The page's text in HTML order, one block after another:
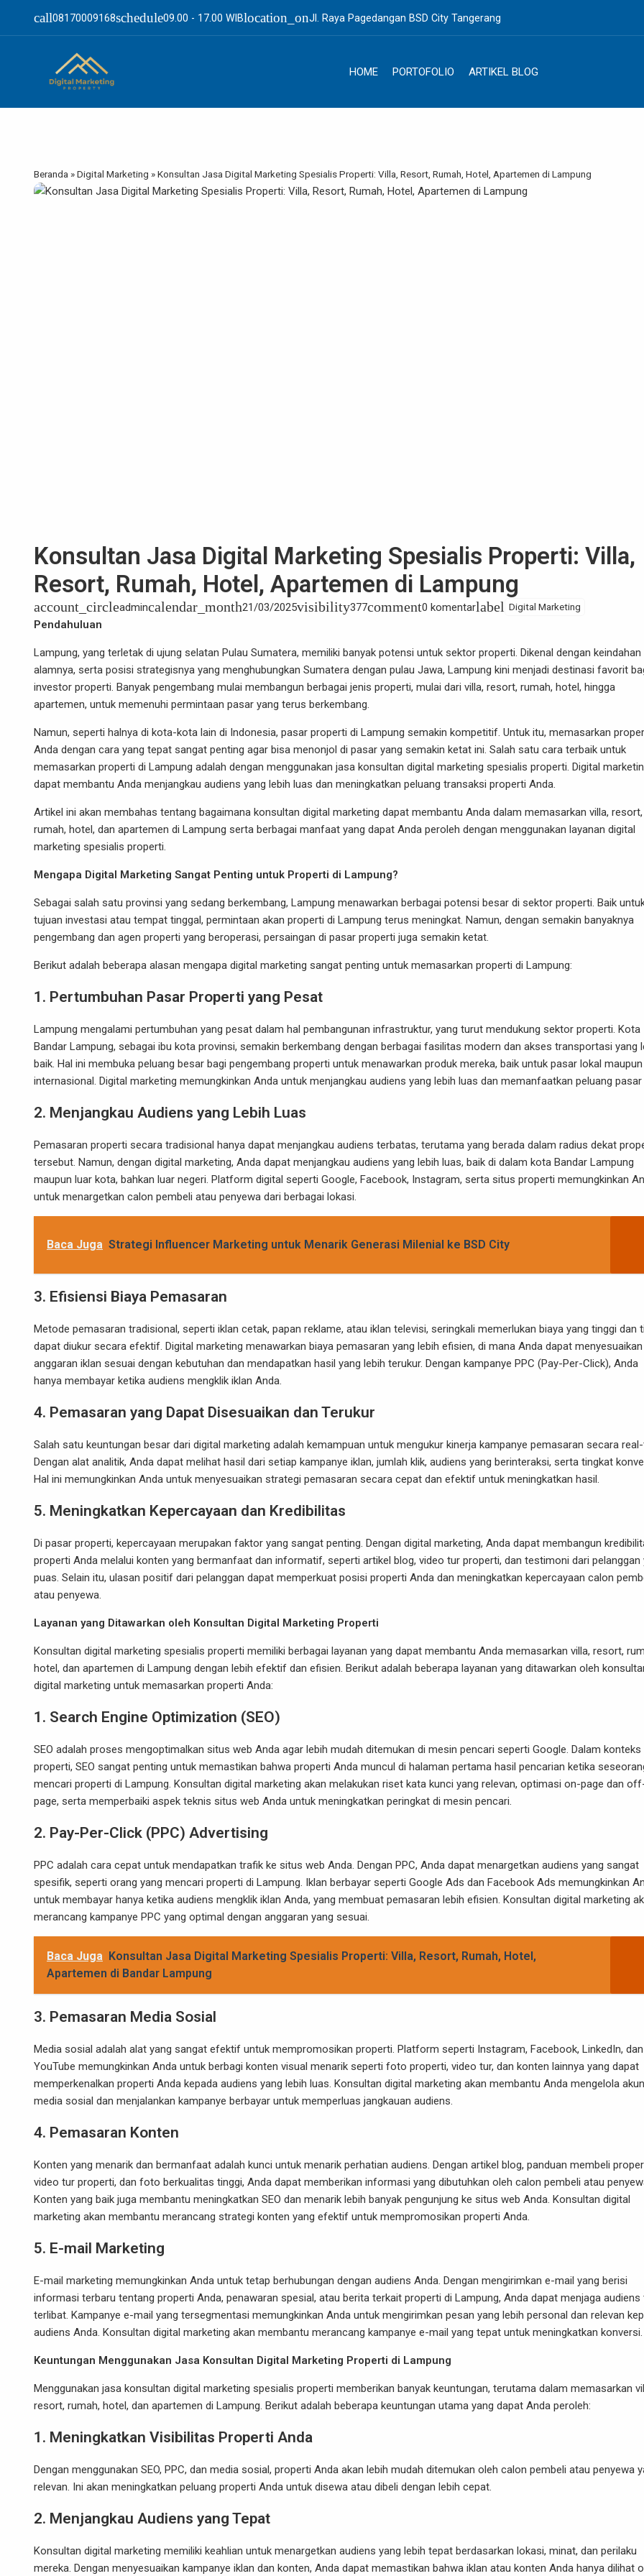
call08170009168schedule09.00 - 17.00 WIBlocation_onJl. Raya Pagedangan BSD City Tangerang
HOME PORTOFOLIO ARTIKEL BLOG
Beranda »Digital Marketing »Konsultan Jasa Digital Marketing Spesialis Properti: Villa, Resort, Rumah, Hotel, Apartemen di Lampung
Konsultan Jasa Digital Marketing Spesialis Properti: Villa,
Resort, Rumah, Hotel, Apartemen di Lampung
account_circleadmincalendar_month21/03/2025visibility377comment0 komentarlabel Digital Marketing
Pendahuluan
Lampung, yang terletak di ujung selatan Pulau Sumatera, memiliki banyak potensi untuk sektor properti. Dikenal dengan keindahan
alamnya, serta posisi strategisnya yang menghubungkan Sumatera dengan pulau Jawa, Lampung kini menjadi destinasi favorit
investor properti. Banyak pengembang mulai membangun berbagai jenis properti, mulai dari villa, resort, rumah, hotel, hingga
apartemen, untuk memenuhi permintaan pasar yang terus berkembang.
Namun, seperti halnya di kota-kota lain di Indonesia, pasar properti di Lampung semakin kompetitif. Untuk itu, memasarkan
Anda dengan cara yang tepat sangat penting agar bisa menonjol di pasar yang semakin ketat ini. Salah satu cara terbaik untuk
memasarkan properti di Lampung adalah dengan menggunakan jasa konsultan digital marketing spesialis properti. Digital
dapat membantu Anda menjangkau audiens yang lebih luas dan meningkatkan peluang transaksi properti Anda.
Artikel ini akan membahas tentang bagaimana konsultan digital marketing dapat membantu Anda dalam memasarkan villa, resort,
rumah, hotel, dan apartemen di Lampung serta berbagai manfaat yang dapat Anda peroleh dengan menggunakan layanan digital
marketing spesialis properti.
Mengapa Digital Marketing Sangat Penting untuk Properti di Lampung?
Sebagai salah satu provinsi yang sedang berkembang, Lampung menawarkan berbagai potensi besar di sektor properti. Baik
tujuan investasi atau tempat tinggal, permintaan akan properti di Lampung terus meningkat. Namun, dengan semakin banyaknya
pengembang dan agen properti yang beroperasi, persaingan di pasar properti juga semakin ketat.
Berikut adalah beberapa alasan mengapa digital marketing sangat penting untuk memasarkan properti di Lampung:
1. Pertumbuhan Pasar Properti yang Pesat
Lampung mengalami pertumbuhan yang pesat dalam hal pembangunan infrastruktur, yang turut mendukung sektor properti. Kota
Bandar Lampung, sebagai ibu kota provinsi, semakin berkembang dengan berbagai fasilitas modern dan akses transportasi yang
baik. Hal ini membuka peluang besar bagi pengembang properti untuk menawarkan produk mereka, baik untuk pasar lokal maupun
internasional. Digital marketing memungkinkan Anda untuk menjangkau audiens yang lebih luas dan memanfaatkan peluang pasar
2. Menjangkau Audiens yang Lebih Luas
Pemasaran properti secara tradisional hanya dapat menjangkau audiens terbatas, terutama yang berada dalam radius dekat
tersebut. Namun, dengan digital marketing, Anda dapat menjangkau audiens yang lebih luas, baik di dalam kota Bandar Lampung
maupun luar kota, bahkan luar negeri. Platform digital seperti Google, Facebook, Instagram, serta situs properti memungkinkan
untuk menargetkan calon pembeli atau penyewa dari berbagai lokasi.
Baca Juga Strategi Influencer Marketing untuk Menarik Generasi Milenial ke BSD City
3. Efisiensi Biaya Pemasaran
Metode pemasaran tradisional, seperti iklan cetak, papan reklame, atau iklan televisi, seringkali memerlukan biaya yang tinggi dan
dapat diukur secara efektif. Digital marketing menawarkan biaya pemasaran yang lebih efisien, di mana Anda dapat menyesuaikan
anggaran iklan sesuai dengan kebutuhan dan mendapatkan hasil yang lebih terukur. Dengan kampanye PPC (Pay-Per-Click), Anda
hanya membayar ketika audiens mengklik iklan Anda.
4. Pemasaran yang Dapat Disesuaikan dan Terukur
Salah satu keuntungan besar dari digital marketing adalah kemampuan untuk mengukur kinerja kampanye pemasaran secara
Dengan alat analitik, Anda dapat melihat hasil dari setiap kampanye iklan, jumlah klik, audiens yang berinteraksi, serta tingkat
Hal ini memungkinkan Anda untuk menyesuaikan strategi pemasaran secara cepat dan efektif untuk meningkatkan hasil.
5. Meningkatkan Kepercayaan dan Kredibilitas
Di pasar properti, kepercayaan merupakan faktor yang sangat penting. Dengan digital marketing, Anda dapat membangun
properti Anda melalui konten yang bermanfaat dan informatif, seperti artikel blog, video tur properti, dan testimoni dari pelanggan
puas. Selain itu, ulasan positif dari pelanggan dapat memperkuat posisi properti Anda dan meningkatkan kepercayaan calon
atau penyewa.
Layanan yang Ditawarkan oleh Konsultan Digital Marketing Properti
Konsultan digital marketing spesialis properti memiliki berbagai layanan yang dapat membantu Anda memasarkan villa, resort,
hotel, dan apartemen di Lampung dengan lebih efektif dan efisien. Berikut adalah beberapa layanan yang ditawarkan oleh
digital marketing untuk memasarkan properti Anda:
1. Search Engine Optimization (SEO)
SEO adalah proses mengoptimalkan situs web Anda agar lebih mudah ditemukan di mesin pencari seperti Google. Dalam konteks
properti, SEO sangat penting untuk memastikan bahwa properti Anda muncul di halaman pertama hasil pencarian ketika
mencari properti di Lampung. Konsultan digital marketing akan melakukan riset kata kunci yang relevan, optimasi on-page dan
page, serta memperbaiki aspek teknis situs web Anda untuk meningkatkan peringkat di mesin pencari.
2. Pay-Per-Click (PPC) Advertising
PPC adalah cara cepat untuk mendapatkan trafik ke situs web Anda. Dengan PPC, Anda dapat menargetkan audiens yang sangat
spesifik, seperti orang yang mencari properti di Lampung. Iklan berbayar seperti Google Ads dan Facebook Ads memungkinkan
untuk membayar hanya ketika audiens mengklik iklan Anda, yang membuat pemasaran lebih efisien. Konsultan digital marketing
merancang kampanye PPC yang optimal dengan anggaran yang sesuai.
Baca Juga Konsultan Jasa Digital Marketing Spesialis Properti: Villa, Resort, Rumah, Hotel,
Apartemen di Bandar Lampung
3. Pemasaran Media Sosial
Media sosial adalah alat yang sangat efektif untuk mempromosikan properti. Platform seperti Instagram, Facebook, LinkedIn, dan
YouTube memungkinkan Anda untuk berbagi konten visual menarik seperti foto properti, video tur, dan konten lainnya yang dapat
memperkenalkan properti Anda kepada audiens yang lebih luas. Konsultan digital marketing akan membantu Anda mengelola akun
media sosial dan menjalankan kampanye berbayar untuk memperluas jangkauan audiens.
4. Pemasaran Konten
Konten yang menarik dan bermanfaat adalah kunci untuk menarik perhatian audiens. Dengan artikel blog, panduan membeli
video tur properti, dan foto berkualitas tinggi, Anda dapat memberikan informasi yang dibutuhkan oleh calon pembeli atau
Konten yang baik juga membantu meningkatkan SEO dan menarik lebih banyak pengunjung ke situs web Anda. Konsultan digital
marketing akan membantu merancang strategi konten yang efektif untuk mempromosikan properti Anda.
5. E-mail Marketing
E-mail marketing memungkinkan Anda untuk tetap berhubungan dengan audiens Anda. Dengan mengirimkan e-mail yang berisi
informasi terbaru tentang properti Anda, penawaran spesial, atau berita terkait properti di Lampung, Anda dapat menjaga audiens
terlibat. Kampanye e-mail yang tersegmentasi memungkinkan Anda untuk mengirimkan pesan yang lebih personal dan relevan
audiens Anda. Konsultan digital marketing akan membantu merancang kampanye e-mail yang tepat untuk meningkatkan konversi.
Keuntungan Menggunakan Jasa Konsultan Digital Marketing Properti di Lampung
Menggunakan jasa konsultan digital marketing spesialis properti memberikan banyak keuntungan, terutama dalam memasarkan
resort, rumah, hotel, dan apartemen di Lampung. Berikut adalah beberapa keuntungan utama yang dapat Anda peroleh:
1. Meningkatkan Visibilitas Properti Anda
Dengan menggunakan SEO, PPC, dan media sosial, properti Anda akan lebih mudah ditemukan oleh calon pembeli atau penyewa
relevan. Ini akan meningkatkan peluang properti Anda untuk disewa atau dibeli dengan lebih cepat.
2. Menjangkau Audiens yang Tepat
Konsultan digital marketing memiliki keahlian untuk menargetkan audiens yang lebih tepat berdasarkan lokasi, minat, dan perilaku
mereka. Dengan menyesuaikan kampanye iklan dan konten, Anda dapat memastikan bahwa iklan atau konten Anda hanya dilihat